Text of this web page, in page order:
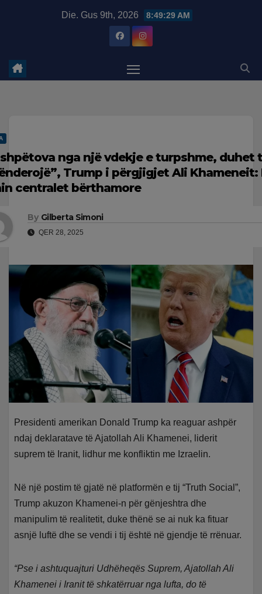
Die. Gus 9th, 2026 8:49:30 AM
shpëtova nga një vdekje e turpshme, duhet
Trump i përgjigjet Ali Khameneit:
centralet bërthamore
By Gilberta Simoni
QER 28, 2025
Presidenti amerikan Donald Trump ka reaguar ashpër
ndaj deklaratave të Ajatollah Ali Khamenei, liderit
suprem të Iranit, lidhur me konfliktin me Izraelin.
Në një postim të gjatë në platformën e tij “Truth Social”,
Trump akuzon Khamenei-n për gënjeshtra dhe
manipulim të realitetit, duke thënë se ai nuk ka fituar
asnjë luftë dhe se vendi i tij është në gjendje të rrënuar.
“Pse i ashtuquajturi Udhëheqës Suprem, Ajatollah Ali
Khamenei i Iranit të shkatërruar nga lufta, do të